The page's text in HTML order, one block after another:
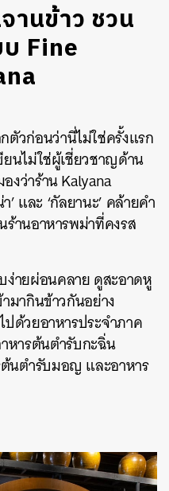
นข้าว ชวน
Fine
ตัวก่อนว่านี่ไม่ใช่ครั้งแรก
นไม่ใช่ผู้เชี่ยวชาญด้าน
ว่าร้าน Kalyana
และ ‘กัลยานะ’ คล้ายคำ
านอาหารพม่าที่คงรส
ง่ายผ่อนคลาย ดูสะอาดหู
มากินข้าวกันอย่าง
ด้วยอาหารประจำภาค
หารต้นตำรับกะฉิ่น
นตำรับมอญ และอาหาร